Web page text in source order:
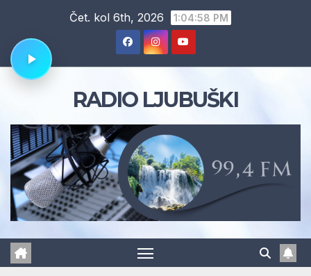
content
Čet. kol 6th, 2026 1:04:59 PM
RADIO LJUBUŠKI